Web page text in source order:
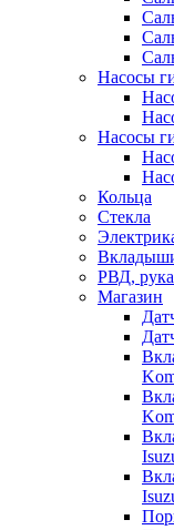
Насосы
Насосы
Кольца
Стекла
Вкладыши
РВД,
Магазин